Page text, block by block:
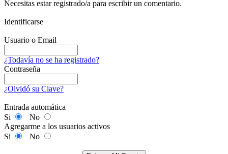
Necesitas estar registrado/a para escribir un comentario.
Identificarse
Usuario o Email
¿Todavía no se ha registrado?
Contraseña
¿Olvidó su Clave?
Entrada automática
Si
No
Agregarme a los usuarios activos
Si
No